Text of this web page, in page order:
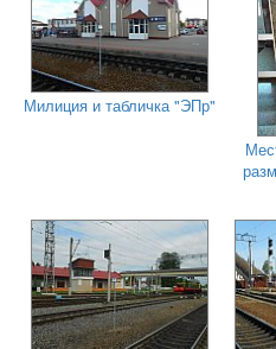
Милиция и табличка "ЭПр"